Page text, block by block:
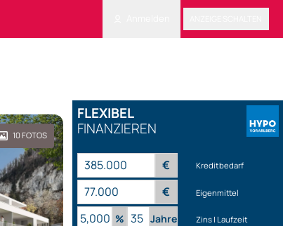
FLEXIBEL
FINANZIEREN
€ Kreditbedarf
€ Eigenmittel
% Jahre Zins | Laufzeit
10FOTOS